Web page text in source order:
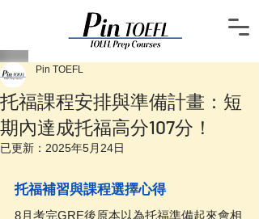
托福課程安排與準備計畫：短
期內達成托福高分107分！
Pin TOEFL
已更新： 2025年5月24日
托福補習與課程選擇心得
8月考完GRE後原本以為托福準備起來會相